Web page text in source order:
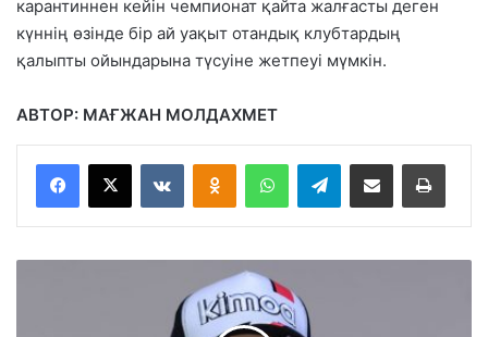
карантиннен кейін чемпионат қайта жалғасты деген
күннің өзінде бір ай уақыт отандық клубтардың
қалыпты ойындарына түсуіне жетпеуі мүмкін.
АВТОР: МАҒЖАН МОЛДАХМЕТ
Telegram